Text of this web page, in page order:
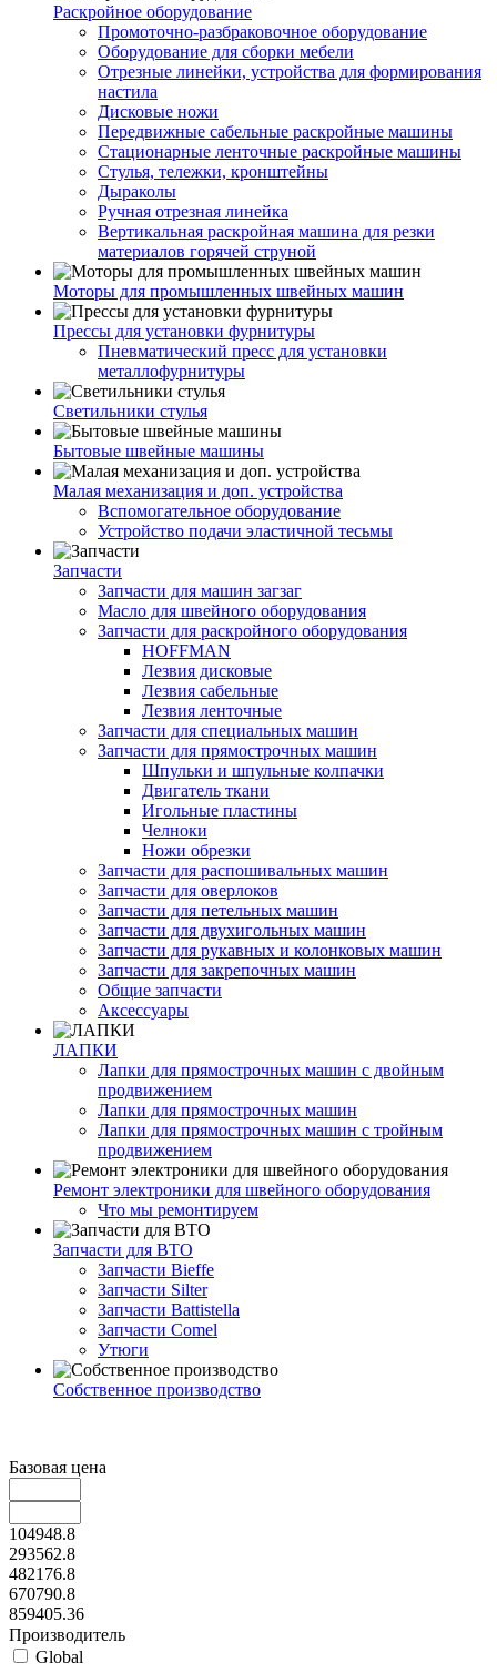
Раскройное оборудование
Промоточно-разбраковочное оборудование
Оборудование для сборки мебели
Отрезные линейки, устройства для формирования
настила
Дисковые ножи
Передвижные сабельные раскройные машины
Стационарные ленточные раскройные машины
Стулья, тележки, кронштейны
Дыраколы
Ручная отрезная линейка
Вертикальная раскройная машина для резки
материалов горячей струной
Моторы для промышленных швейных машин
Прессы для установки фурнитуры
Пневматический пресс для установки
металлофурнитуры
Светильники стулья
Бытовые швейные машины
Малая механизация и доп. устройства
Вспомогательное оборудование
Устройство подачи эластичной тесьмы
Запчасти
Запчасти для машин загзаг
Масло для швейного оборудования
Запчасти для раскройного оборудования
HOFFMAN
Лезвия дисковые
Лезвия сабельные
Лезвия ленточные
Запчасти для специальных машин
Запчасти для прямострочных машин
Шпульки и шпульные колпачки
Двигатель ткани
Игольные пластины
Челноки
Ножи обрезки
Запчасти для распошивальных машин
Запчасти для оверлоков
Запчасти для петельных машин
Запчасти для двухигольных машин
Запчасти для рукавных и колонковых машин
Запчасти для закрепочных машин
Общие запчасти
Аксессуары
ЛАПКИ
Лапки для прямострочных машин с двойным
продвижением
Лапки для прямострочных машин
Лапки для прямострочных машин с тройным
продвижением
Ремонт электроники для швейного оборудования
Что мы ремонтируем
Запчасти для ВТО
Запчасти Bieffe
Запчасти Silter
Запчасти Battistella
Запчасти Comel
Утюги
Собственное производство
Базовая цена
104948.8
293562.8
482176.8
670790.8
859405.36
Производитель
Global